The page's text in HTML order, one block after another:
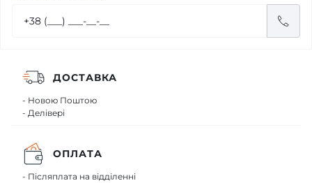
ДОСТАВКА
- Новою Поштою
- Делівері
ОПЛАТА
- Післяплата на відділенні